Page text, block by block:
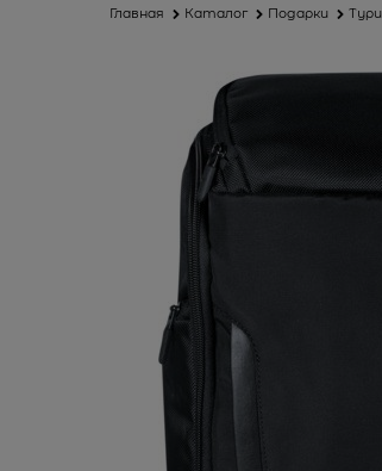
Главная Каталог Подарки